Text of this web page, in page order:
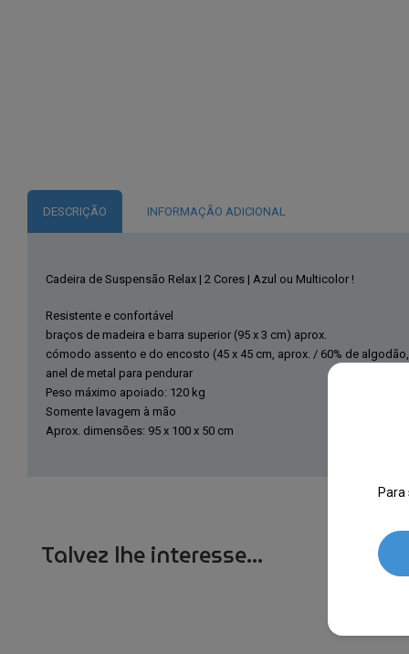
DESCRIÇÃO INFORMAÇÃO ADICIONAL
Cadeira de Suspensão Relax | 2 Cores | Azul ou Multicolor !
Resistente e confortável
braços de madeira e barra superior (95 x 3 cm) aprox.
cómodo assento e do encosto (45 x 45 cm, aprox. / 60% de
anel de metal para pendurar
Peso máximo apoiado: 120 kg
Somente lavagem à mão
Aprox. dimensões: 95 x 100 x 50 cm
Talvez lhe interesse...